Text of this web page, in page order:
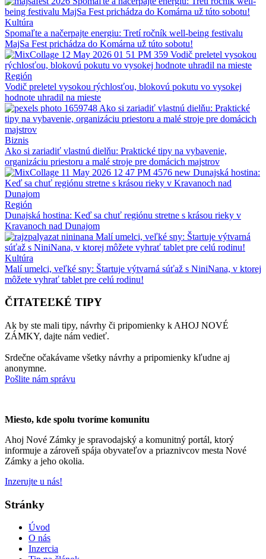
Kultúra
Spomaľte a načerpajte energiu: Tretí ročník well-being festivalu
MajSa Fest prichádza do Komárna už túto sobotu!
Región
Vodič preletel vysokou rýchlosťou, blokovú pokutu vo vysokej
hodnote uhradil na mieste
Biznis
Ako si zariadiť vlastnú dielňu: Praktické tipy na vybavenie,
organizáciu priestoru a malé stroje pre domácich majstrov
Región
Dunajská hostina: Keď sa chuť regiónu stretne s krásou rieky v
Kravanoch nad Dunajom
Kultúra
Malí umelci, veľké sny: Štartuje výtvarná súťaž s NiniNana, v ktorej
môžete vyhrať tablet pre celú rodinu!
ČITATEĽKÉ TIPY
Ak by ste mali tipy, návrhy či pripomienky k AHOJ NOVÉ
ZÁMKY, dajte nám vedieť.
Srdečne očakávame všetky návrhy a pripomienky kľudne aj
anonymne.
Pošlite nám správu
Miesto, kde spolu tvoríme komunitu
Ahoj Nové Zámky je spravodajský a komunitný portál, ktorý
informuje a zároveň spája obyvateľov a priaznivcov mesta Nové
Zámky a jeho okolia.
Inzerujte u nás!
Stránky
Úvod
O nás
Inzercia